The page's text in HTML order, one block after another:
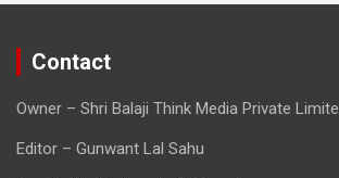
Contact
Owner – Shri Balaji Think Media Private
Editor – Gunwant Lal Sahu